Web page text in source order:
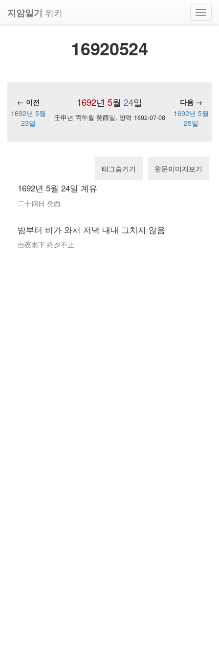
지암일기 위키
16920524
1692년 5월 24일
← 이전
다음 →
1692년 5월
23일
壬申년 丙午월 癸酉일, 양력 1692-07-08
1692년 5월
25일
태그숨기기 원문이미지보기
1692년 5월 24일 계유
二十四日 癸酉
밤부터 비가 와서 저녁 내내 그치지 않음
自夜雨下 終夕不止